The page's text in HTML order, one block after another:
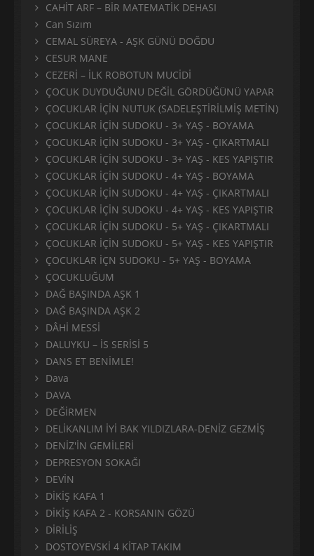
CAHİT ARF – BİR MATEMATİK DEHASI
Can Sızım
CEMAL SÜREYA - AŞK GÜNÜ DOĞDU
CESUR MANE
CEZERİ – İLK ROBOTUN MUCİDİ
ÇOCUK DUYDUĞUNU DEĞİL GÖRDÜĞÜNÜ YAPAR
ÇOCUKLAR İÇİN NUTUK (SADELEŞTİRİLMİŞ METİN)
ÇOCUKLAR İÇİN SUDOKU - 3+ YAŞ - BOYAMA
ÇOCUKLAR İÇİN SUDOKU - 3+ YAŞ - ÇIKARTMALI
ÇOCUKLAR İÇİN SUDOKU - 3+ YAŞ - KES YAPIŞTIR
ÇOCUKLAR İÇİN SUDOKU - 4+ YAŞ - BOYAMA
ÇOCUKLAR İÇİN SUDOKU - 4+ YAŞ - ÇIKARTMALI
ÇOCUKLAR İÇİN SUDOKU - 4+ YAŞ - KES YAPIŞTIR
ÇOCUKLAR İÇİN SUDOKU - 5+ YAŞ - ÇIKARTMALI
ÇOCUKLAR İÇİN SUDOKU - 5+ YAŞ - KES YAPIŞTIR
ÇOCUKLAR İÇN SUDOKU - 5+ YAŞ - BOYAMA
ÇOCUKLUĞUM
DAĞ BAŞINDA AŞK 1
DAĞ BAŞINDA AŞK 2
DÂHİ MESSİ
DALUYKU – İS SERİSİ 5
DANS ET BENİMLE!
Dava
DAVA
DEĞİRMEN
DELİKANLIM İYİ BAK YILDIZLARA-DENİZ GEZMİŞ
DENİZ'İN GEMİLERİ
DEPRESYON SOKAĞI
DEVİN
DİKİŞ KAFA 1
DİKİŞ KAFA 2 - KORSANIN GÖZÜ
DİRİLİŞ
DOSTOYEVSKİ 4 KİTAP TAKIM